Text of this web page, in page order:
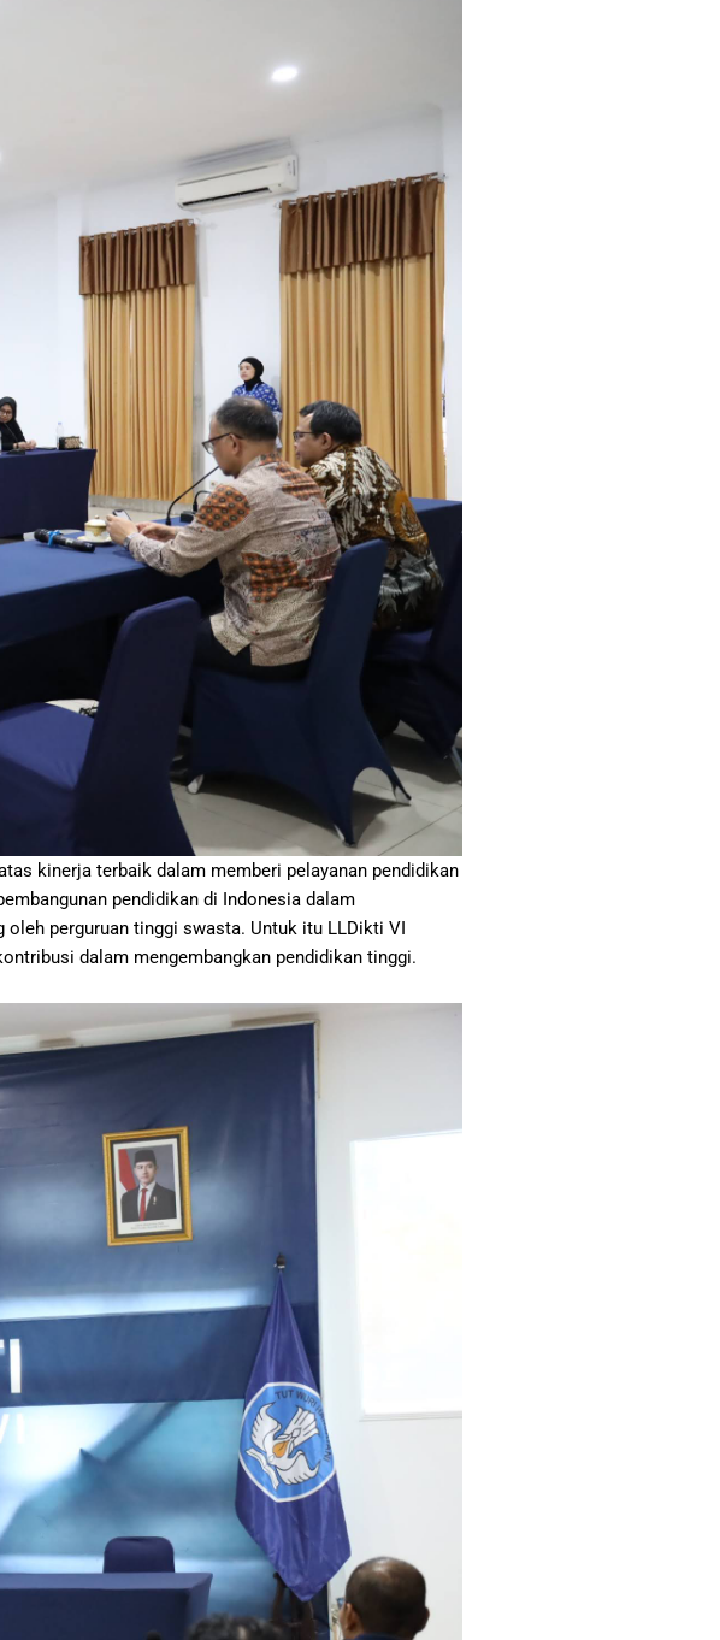
kinerja terbaik dalam memberi pelayanan pendidikan
pendidikan di Indonesia dalam
oleh perguruan tinggi swasta. Untuk itu LLDikti VI
dalam mengembangkan pendidikan tinggi.